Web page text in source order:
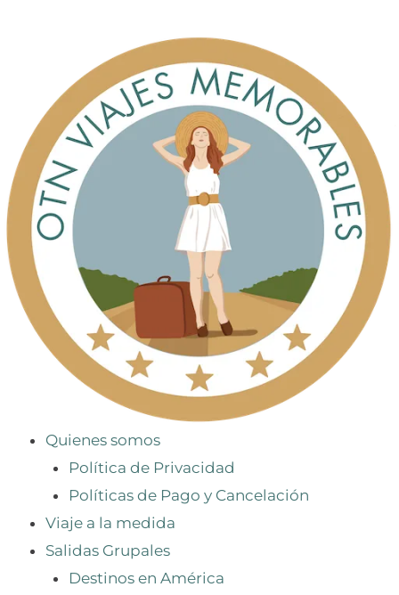
Quienes somos
Política de Privacidad
Políticas de Pago y Cancelación
Viaje a la medida
Salidas Grupales
Destinos en América